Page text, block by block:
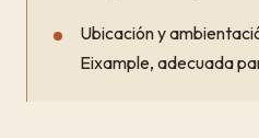
Ubicación y
Eixample, adecuada